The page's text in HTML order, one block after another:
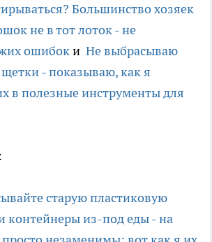
Большинство хозяек
не в тот лоток - не
ошибоки Не выбрасываю
- показываю, как я
в полезные инструменты для
старую пластиковую
контейнеры из-под еды - на